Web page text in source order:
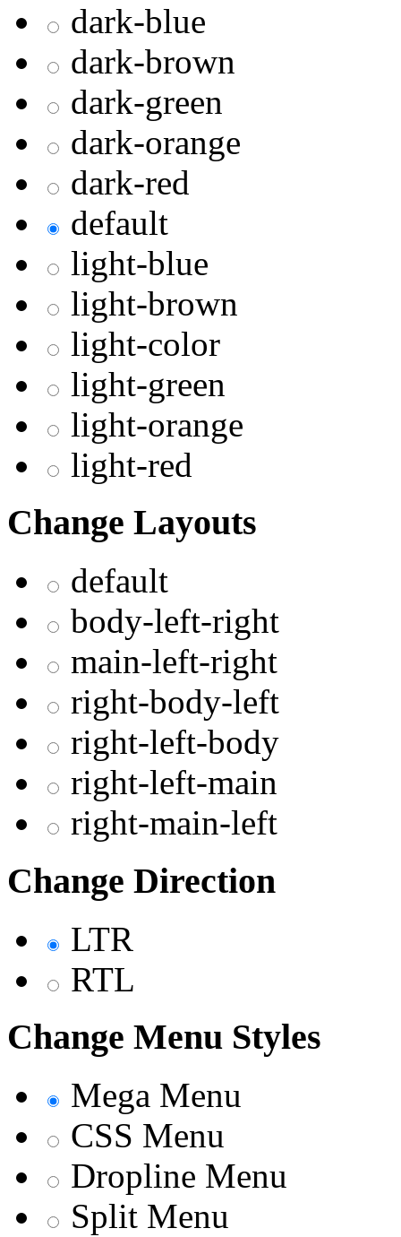
dark-blue
dark-brown
dark-green
dark-orange
dark-red
default
light-blue
light-brown
light-color
light-green
light-orange
light-red
Change Layouts
default
body-left-right
main-left-right
right-body-left
right-left-body
right-left-main
right-main-left
Change Direction
LTR
RTL
Change Menu Styles
Mega Menu
CSS Menu
Dropline Menu
Split Menu